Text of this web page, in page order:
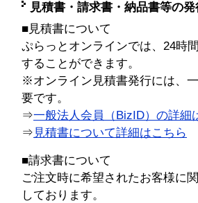
見積書・請求書・納品書等の
■見積書について
ぷらっとオンラインでは、24時
することができます。
※オンライン見積書発行には、
要です。
⇒一般法人会員（BizID）の詳細
⇒ 見積書について詳細はこちら
■請求書について
ご注文時に希望されたお客様に
しております。